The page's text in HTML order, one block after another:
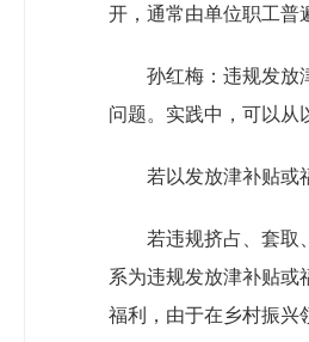
开，通常由单位职工普
孙红梅：违规发放
问题。实践中，可以从
若以发放津补贴或
若违规挤占、套取
系为违规发放津补贴或
福利，由于在乡村振兴